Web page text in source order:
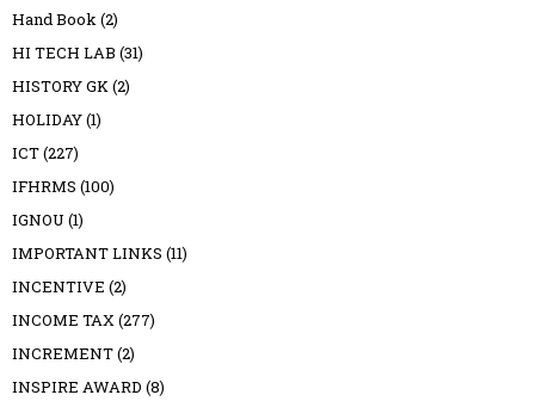
Hand Book(2)
HI TECH LAB (31)
HISTORY GK(2)
HOLIDAY(1)
ICT(227)
IFHRMS (100)
IGNOU (1)
IMPORTANT LINKS (11)
INCENTIVE (2)
INCOME TAX(277)
INCREMENT(2)
INSPIRE AWARD (8)